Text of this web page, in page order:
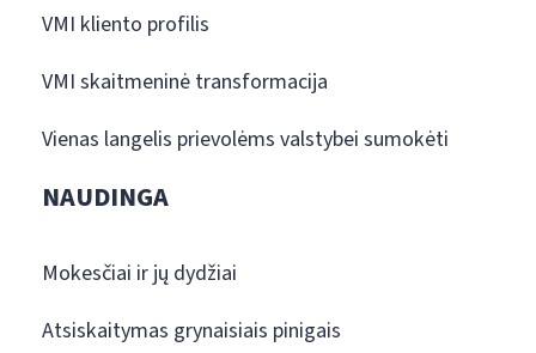
VMI kliento profilis
VMI skaitmeninė transformacija
Vienas langelis prievolėms valstybei sumokėti
NAUDINGA
Mokesčiai ir jų dydžiai
Atsiskaitymas grynaisiais pinigais